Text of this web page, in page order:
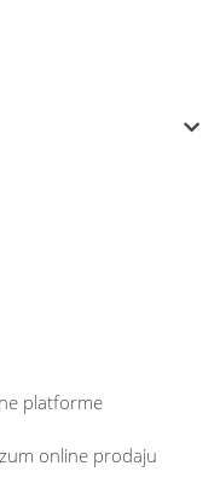
platforme
online prodaju